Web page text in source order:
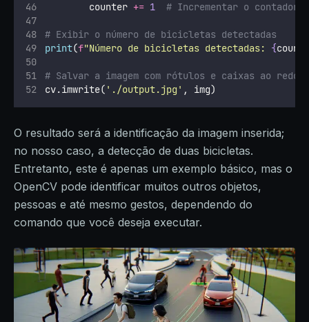
        counter
+= 1 # Incrementar o contador
# Exibir o número de bicicletas detectadas
print(f"Número de bicicletas detectadas: {
# Salvar a imagem com rótulos e caixas ao
cv.imwrite( ' ./output.jpg ' , img)
O resultado será a identificação da imagem inserida;
no nosso caso, a detecção de duas bicicletas.
Entretanto, este é apenas um exemplo básico, mas o
OpenCV pode identificar muitos outros objetos,
pessoas e até mesmo gestos, dependendo do
comando que você deseja executar.